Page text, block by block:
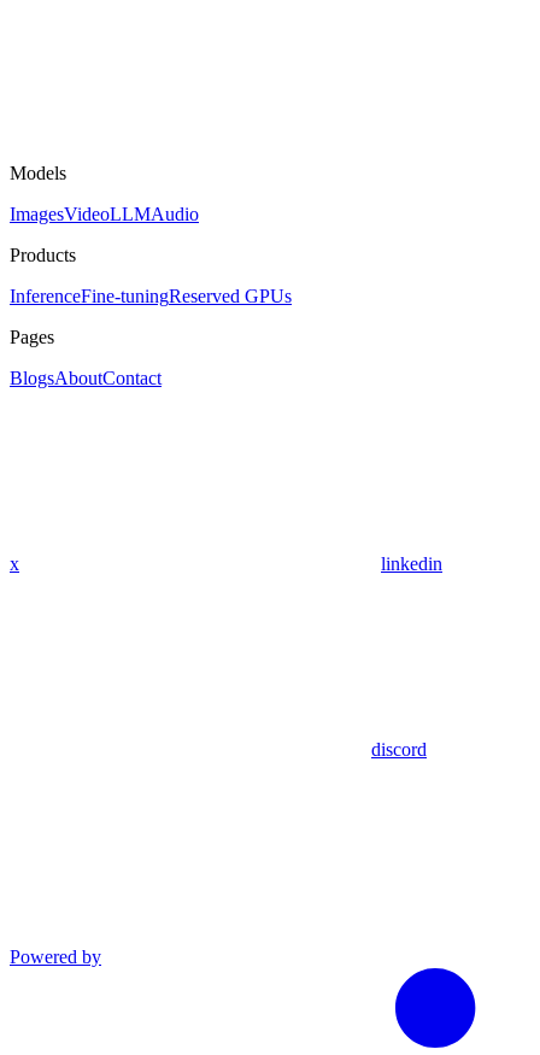
Models
ImagesVideoLLMAudio
Products
InferenceFine-tuningReserved GPUs
Pages
BlogsAboutContact
x linkedin
discord
Powered by